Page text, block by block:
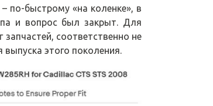
по-быстрому «на коленке», в
и вопрос был закрыт. Для
соответственно не
выпуска этого поколения.